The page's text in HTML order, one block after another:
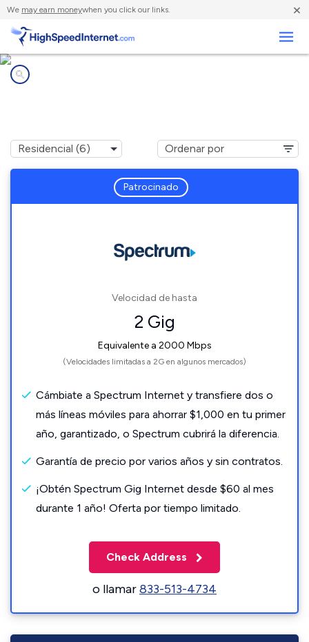
We may earn moneywhen you click our links. ×
Patrocinado
Velocidad de hasta
2 Gig
Equivalente a 2000 Mbps
(Velocidades limitadas a 2G en algunos mercados)
Cámbiate a Spectrum Internet y transfiere dos o
más líneas móviles para ahorrar $1,000 en tu primer
año, garantizado, o Spectrum cubrirá la diferencia.
Garantía de precio por varios años y sin contratos.
¡Obtén Spectrum Gig Internet desde $60 al mes
durante 1 año! Oferta por tiempo limitado.
Check Address
o llamar833-513-4734